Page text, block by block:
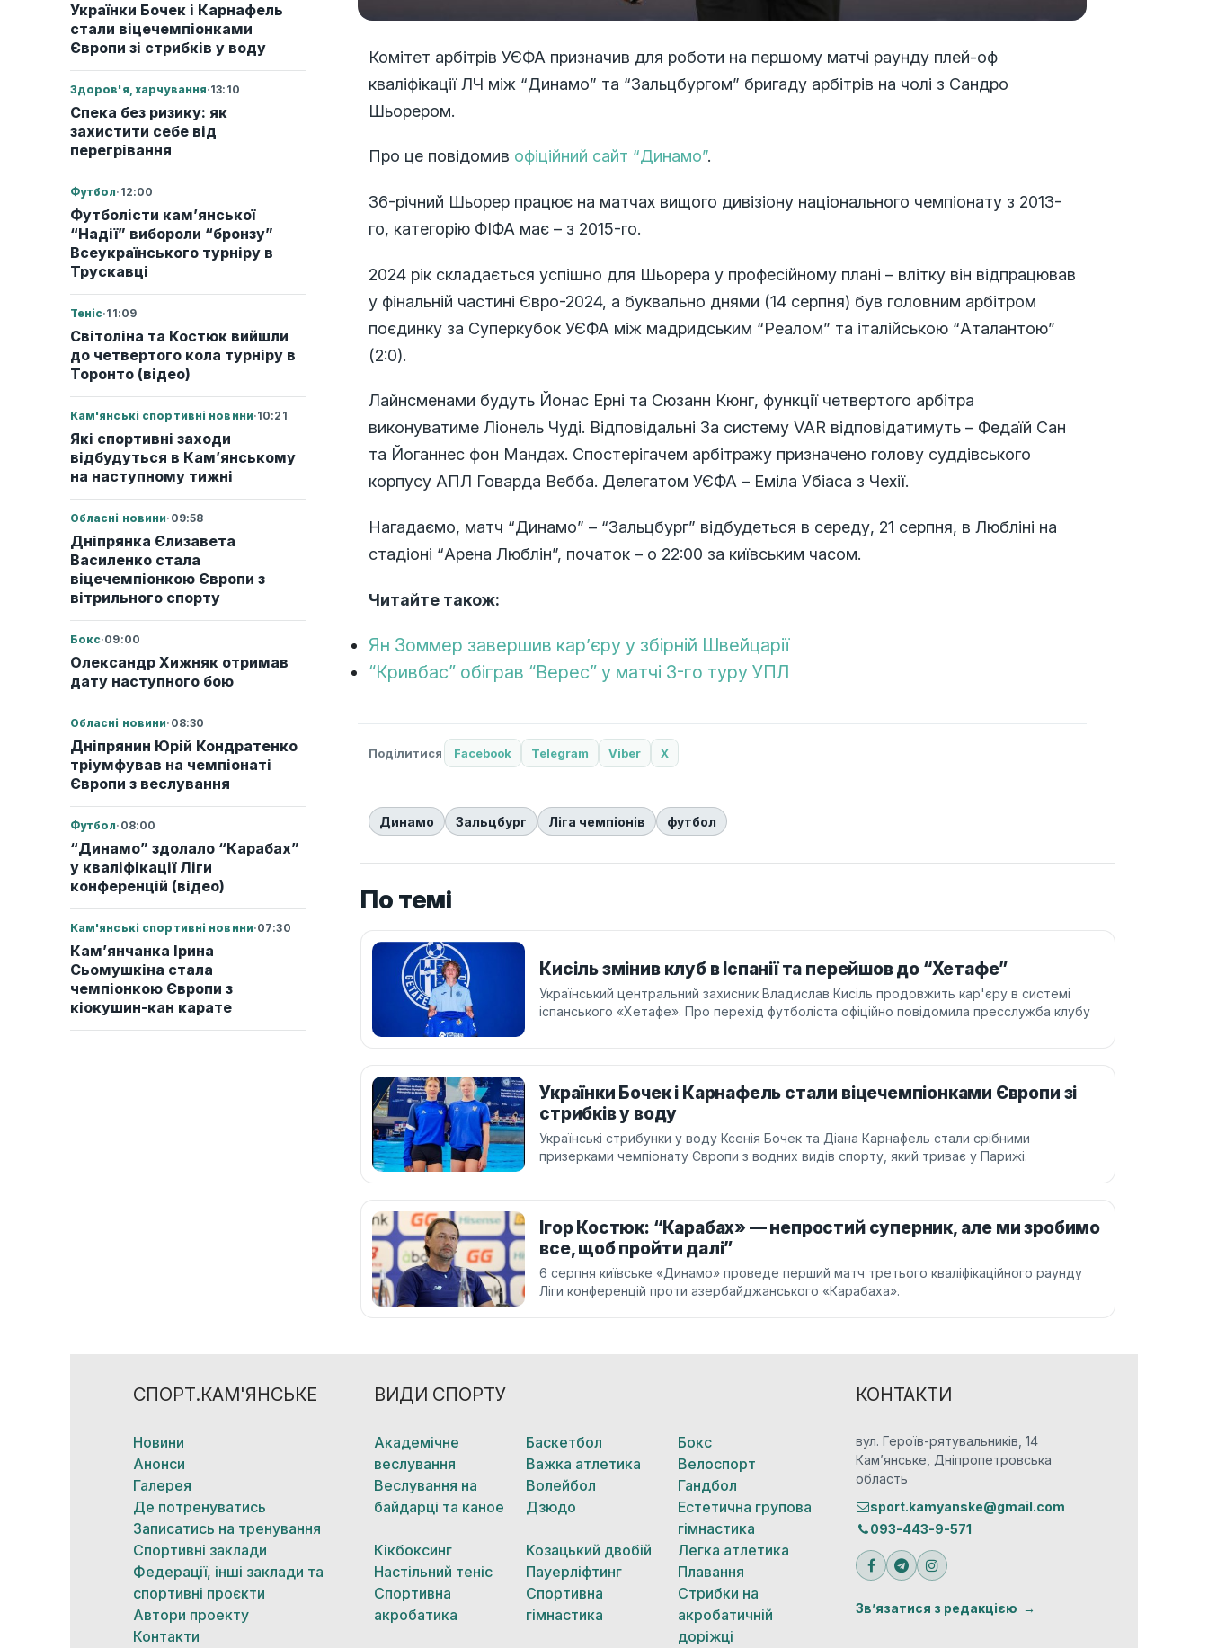
Українки Бочек і Карнафель
стали віцечемпіонками
Європи зі стрибків у воду
Здоров'я, харчування·13:10
Спека без ризику: як
захистити себе від
перегрівання
Футбол· 12:00
Футболісти кам’янської
“Надії” вибороли “бронзу”
Всеукраїнського турніру в
Трускавці
Теніс·11:09
Світоліна та Костюк вийшли
до четвертого кола турніру в
Торонто (відео)
Кам'янські спортивні новини·10:21
Які спортивні заходи
відбудуться в Кам’янському
на наступному тижні
Обласні новини· 09:58
Дніпрянка Єлизавета
Василенко стала
віцечемпіонкою Європи з
вітрильного спорту
Бокс·09:00
Олександр Хижняк отримав
дату наступного бою
Обласні новини· 08:30
Дніпрянин Юрій Кондратенко
тріумфував на чемпіонаті
Європи з веслування
Футбол· 08:00
“Динамо” здолало “Карабах”
у кваліфікації Ліги
конференцій (відео)
Кам'янські спортивні новини·07:30
Кам’янчанка Ірина
Сьомушкіна стала
чемпіонкою Європи з
кіокушин-кан карате
Комітет арбітрів УЄФА призначив для роботи на першому матчі раунду плей-оф
кваліфікації ЛЧ між “Динамо” та “Зальцбургом” бригаду арбітрів на чолі з Сандро
Шьорером.
Про це повідомив офіційний сайт “Динамо”.
36-річний Шьорер працює на матчах вищого дивізіону національного чемпіонату з 2013-
го, категорію ФІФА має – з 2015-го.
2024 рік складається успішно для Шьорера у професійному плані – влітку він відпрацював
у фінальній частині Євро-2024, а буквально днями (14 серпня) був головним арбітром
поєдинку за Суперкубок УЄФА між мадридським “Реалом” та італійською “Аталантою”
(2:0).
Лайнсменами будуть Йонас Ерні та Сюзанн Кюнг, функції четвертого арбітра
виконуватиме Ліонель Чуді. Відповідальні За систему VAR відповідатимуть – Федаїй Сан
та Йоганнес фон Мандах. Спостерігачем арбітражу призначено голову суддівського
корпусу АПЛ Говарда Вебба. Делегатом УЄФА – Еміла Убіаса з Чехії.
Нагадаємо, матч “Динамо” – “Зальцбург” відбудеться в середу, 21 серпня, в Любліні на
стадіоні “Арена Люблін”, початок – о 22:00 за київським часом.
Читайте також:
Ян Зоммер завершив кар’єру у збірній Швейцарії
“Кривбас” обіграв “Верес” у матчі 3-го туру УПЛ
Поділитися Facebook Telegram Viber X
Динамо Зальцбург Ліга чемпіонів футбол
По темі
Кисіль змінив клуб в Іспанії та перейшов до “Хетафе”
Український центральний захисник Владислав Кисіль продовжить кар'єру в системі
іспанського «Хетафе». Про перехід футболіста офіційно повідомила пресслужба клубу
Українки Бочек і Карнафель стали віцечемпіонками Європи зі
стрибків у воду
Українські стрибунки у воду Ксенія Бочек та Діана Карнафель стали срібними
призерками чемпіонату Європи з водних видів спорту, який триває у Парижі.
Ігор Костюк: “Карабах» — непростий суперник, але ми зробимо
все, щоб пройти далі”
6 серпня київське «Динамо» проведе перший матч третього кваліфікаційного раунду
Ліги конференцій проти азербайджанського «Карабаха».
СПОРТ.КАМ'ЯНСЬКЕ
Новини
Анонси
Галерея
Де потренуватись
Записатись на тренування
Спортивні заклади
Федерації, інші заклади та
спортивні проєкти
Автори проекту
Контакти
ВИДИ СПОРТУ
Академічне
веслування
Баскетбол
Бокс
Важка атлетика
Велоспорт
Веслування на
байдарці та каное
Волейбол
Гандбол
Дзюдо
Естетична групова
гімнастика
Кікбоксинг
Козацький двобій
Легка атлетика
Настільний теніс
Пауерліфтинг
Плавання
Спортивна
акробатика
Спортивна
гімнастика
Стрибки на
акробатичній
доріжці
КОНТАКТИ
вул. Героїв-рятувальників, 14
Кам’янське, Дніпропетровська
область
sport.kamyanske@gmail.com
093-443-9-571
Зв’язатися з редакцією